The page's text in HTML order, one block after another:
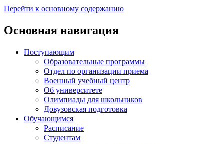
Перейти к основному содержанию
Основная навигация
Поступающим
Образовательные программы
Отдел по организации приема
Военный учебный центр
Об университете
Олимпиады для школьников
Довузовская подготовка
Обучающимся
Расписание
Студентам